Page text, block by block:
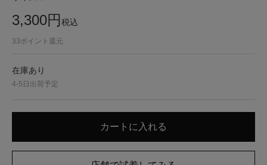
3,300円税込
33ポイント還元
在庫あり
4-5日出荷予定